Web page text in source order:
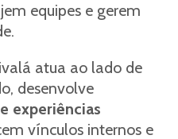
equipes e gerem
atua ao lado de
desenvolve
experiências
vínculos internos e